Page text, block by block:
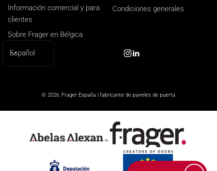
Información comercial y para
clientes
Condiciones generales
Sobre Frager en Bélgica
d
Español
Instagram
Linkedin
© 2026, Frager España | fabricante de paneles de puerta